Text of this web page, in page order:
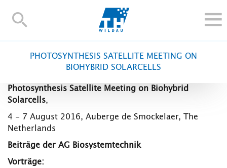
TH-
IM STUDIUM
FORSCHUNG UND TRANSFER
ALUMNI
HOCHSCHULE
INTERNATIONAL
BESCHÄFTIGTE
PHOTOSYNTHESIS SATELLITE MEETING ON
BIOHYBRID SOLARCELLS
Photosynthesis Satellite Meeting on Biohybrid
Solarcells,
4 - 7 August 2016, Auberge de Smockelaer, The
Netherlands
Beiträge der AG Biosystemtechnik
Vorträge: